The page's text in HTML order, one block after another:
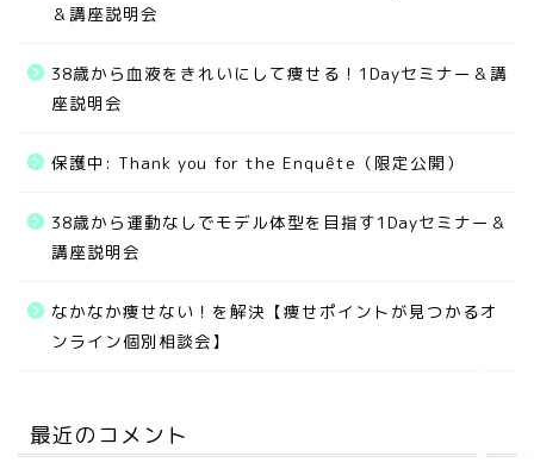
＆講座説明会
38歳から血液をきれいにして痩せる！1Dayセミナー＆講
座説明会
保護中: Thank you for the Enquête（限定公開）
38歳から運動なしでモデル体型を目指す1Dayセミナー＆
講座説明会
なかなか痩せない！を解決【痩せポイントが見つかるオ
ンライン個別相談会】
最近のコメント
お客様の実績